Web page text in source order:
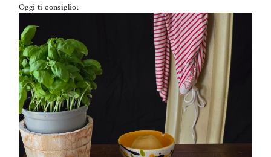
Oggi ti consiglio: